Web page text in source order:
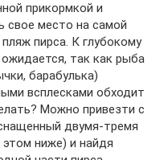
прикормкой и
свое место на самой
пирса. К глубокому
так как рыба
барабулька)
всплесками обходит
Можно привезти с
двумя-тремя
ниже) и найдя